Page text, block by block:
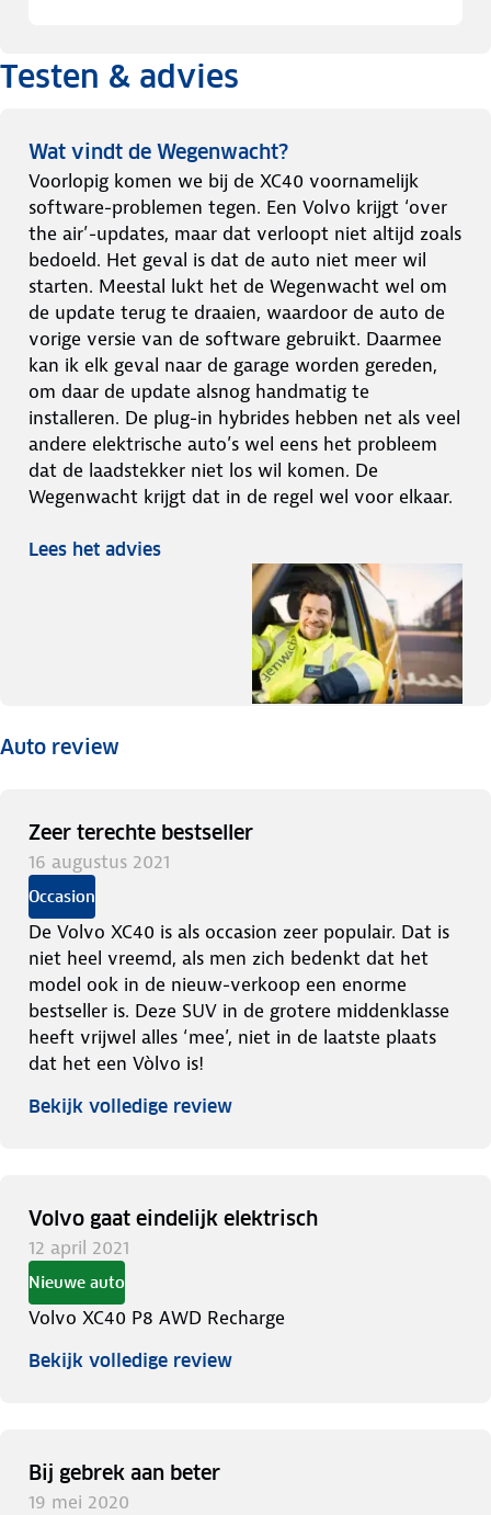
Testen & advies
Wat vindt de Wegenwacht?
Voorlopig komen we bij de XC40 voornamelijk
software-problemen tegen. Een Volvo krijgt ‘over
the air’-updates, maar dat verloopt niet altijd zoals
bedoeld. Het geval is dat de auto niet meer wil
starten. Meestal lukt het de Wegenwacht wel om
de update terug te draaien, waardoor de auto de
vorige versie van de software gebruikt. Daarmee
kan ik elk geval naar de garage worden gereden,
om daar de update alsnog handmatig te
installeren. De plug-in hybrides hebben net als veel
andere elektrische auto’s wel eens het probleem
dat de laadstekker niet los wil komen. De
Wegenwacht krijgt dat in de regel wel voor elkaar.
Lees het advies
Auto review
Zeer terechte bestseller
16 augustus 2021
Occasion
De Volvo XC40 is als occasion zeer populair. Dat is
niet heel vreemd, als men zich bedenkt dat het
model ook in de nieuw-verkoop een enorme
bestseller is. Deze SUV in de grotere middenklasse
heeft vrijwel alles ‘mee’, niet in de laatste plaats
dat het een Vòlvo is!
Bekijk volledige review
Volvo gaat eindelijk elektrisch
12 april 2021
Nieuwe auto
Volvo XC40 P8 AWD Recharge
Bekijk volledige review
Bij gebrek aan beter
19 mei 2020